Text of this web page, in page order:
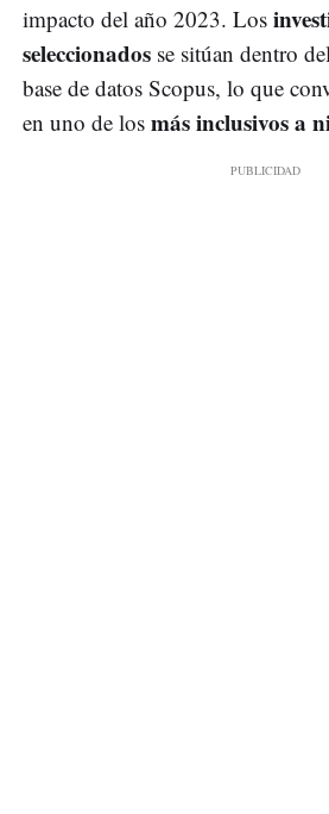
impacto del año 2023. Los
seleccionados se sitúan dentro
base de datos Scopus, lo que
en uno de los más inclusivos a